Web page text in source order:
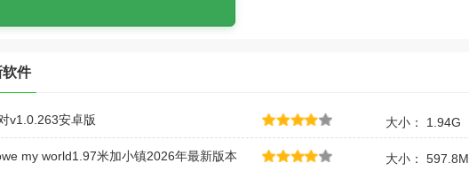
件
v1.0.263安卓版 大小： 1.94G
my world1.97米加小镇2026年最新版本 大小： 597.8M